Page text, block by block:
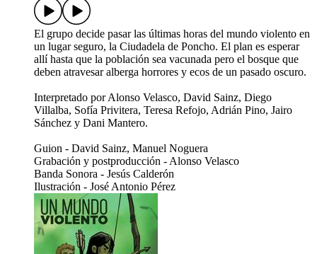
El grupo decide pasar las últimas horas del mundo violento en
un lugar seguro, la Ciudadela de Poncho. El plan es esperar
allí hasta que la población sea vacunada pero el bosque que
deben atravesar alberga horrores y ecos de un pasado oscuro.
Interpretado por Alonso Velasco, David Sainz, Diego
Villalba, Sofía Privitera, Teresa Refojo, Adrián Pino, Jairo
Sánchez y Dani Mantero.
Guion - David Sainz, Manuel Noguera
Grabación y postproducción - Alonso Velasco
Banda Sonora - Jesús Calderón
Ilustración - José Antonio Pérez